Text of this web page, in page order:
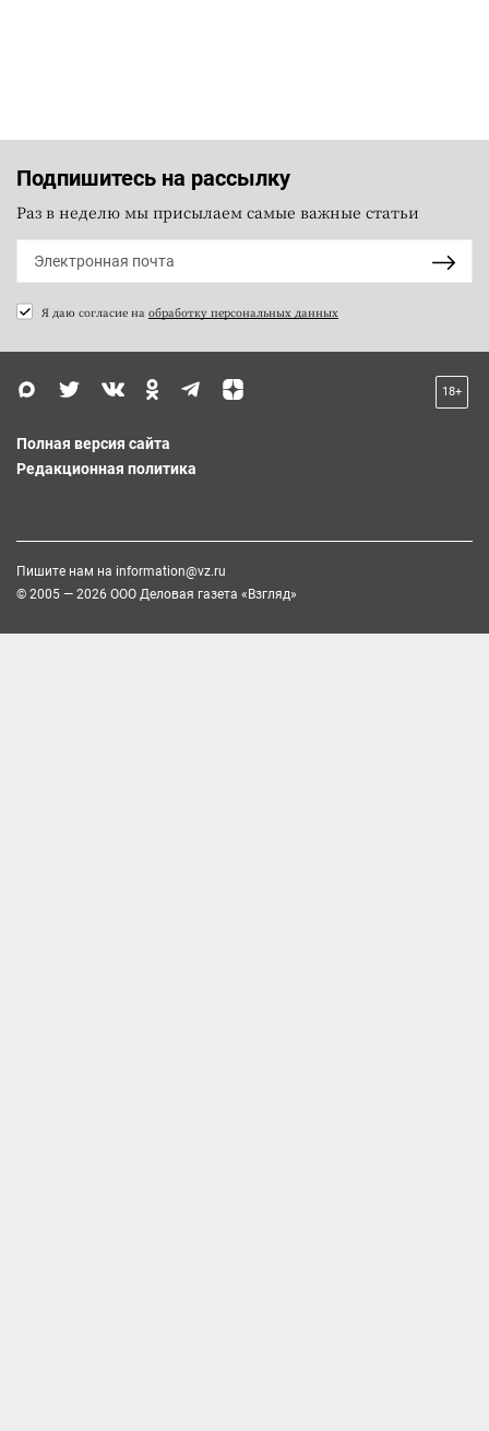
Подпишитесь на рассылку
Раз в неделю мы присылаем самые важные статьи
Я даю согласие на обработку персональных данных
18+
Полная версия сайта
Редакционная политика
Пишите нам на information@vz.ru
© 2005 — 2026 ООО Деловая газета «Взгляд»